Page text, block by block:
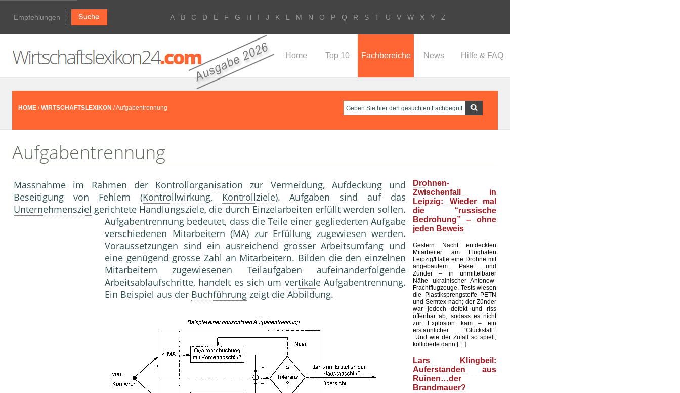
Empfehlungen A B C D E F G H I J K L M N O P Q R S T U V W X Y Z
Home Top 10 Fachbereiche News Hilfe & FAQ
HOME /WIRTSCHAFTSLEXIKON / Aufgabentrennung
Aufgabentrennung
Massnahme im Rahmen der Kontrollorganisation zur Vermeidung, Aufdeckung und
Beseitigung von Fehlern (Kontrollwirkung, Kontrollziele). Aufgaben sind auf das
Unternehmensziel gerichtete Handlungsziele, die durch Einzelarbeiten erfüllt werden sollen.
Aufgabentrennung bedeutet, dass die Teile einer gegliederten Aufgabe
verschiedenen Mitarbeitern (MA) zur Erfüllung zugewiesen werden.
Voraussetzungen sind ein ausreichend grosser Arbeitsumfang und
eine genügend grosse Zahl an Mitarbeitern. Bilden die den einzelnen
Mitarbeitern zugewiesenen Teilaufgaben aufeinanderfolgende
Arbeitsablaufschritte, handelt es sich um vertikale Aufgabentrennung.
Ein Beispiel aus der Buchführung zeigt die Abbildung.
Drohnen-
Zwischenfall in
Leipzig: Wieder mal
die “russische
Bedrohung” – ohne
jeden Beweis
Gestern Nacht entdeckten
Mitarbeiter am Flughafen
Leipzig/Halle eine Drohne mit
angebautem Paket und
Zünder – in unmittelbarer
Nähe ukrainischer Antonow-
Frachtflugzeuge. Tests wiesen
die Plastiksprengstoffe PETN
und Semtex nach; der Zünder
war jedoch defekt und riss
offenbar ab, sodass es nicht
zur Explosion kam – ein
erstaunlicher “Glücksfall“.
Und wie der Zufall so spielt,
kollidierte dann […]
Lars Klingbeil:
Auferstanden aus
Ruinen…der
Brandmauer?